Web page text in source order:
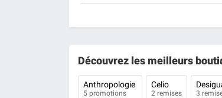
Découvrez les meilleurs
Anthropologie
5 promotions
Celio
2 remises 3